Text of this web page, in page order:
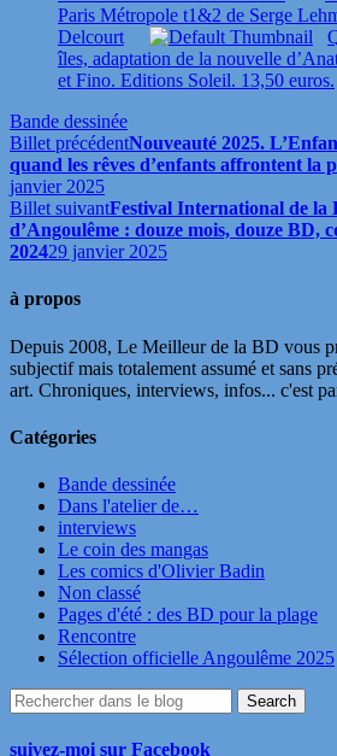
Paris Métropole t1&2 de Serge
Delcourt
îles, adaptation de la nouvelle
et Fino. Editions Soleil. 13,50 euros.
Bande dessinée
Billet précédentNouveauté 2025.
quand les rêves d’enfants affrontent la
janvier 2025
Billet suivantFestival International de la
d’Angoulême : douze mois, douze BD,
202429 janvier 2025
à propos
Depuis 2008, Le Meilleur de la BD vous
subjectif mais totalement assumé et sans
art. Chroniques, interviews, infos... c'est
Catégories
Bande dessinée
Dans l'atelier de…
interviews
Le coin des mangas
Les comics d'Olivier Badin
Non classé
Pages d'été : des BD pour la plage
Rencontre
Sélection officielle Angoulême 2025
suivez-moi sur Facebook